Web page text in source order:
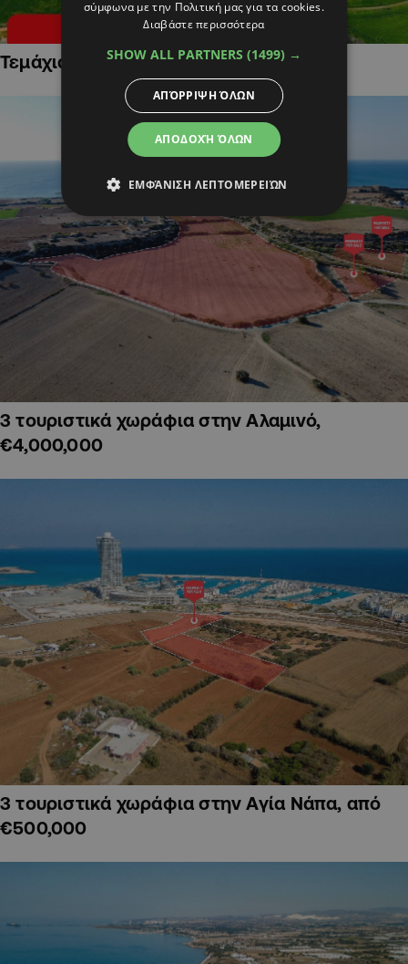
Τεμάχια Γης σε Οικιστικές Περιοχές
3 τουριστικά χωράφια στην Αλαμινό,
€4,000,000
3 τουριστικά χωράφια στην Αγία Νάπα, από
€500,000
σύμφωνα με την Πολιτική μας για τα cookies.
Διαβάστε περισσότερα
SHOW ALL PARTNERS (1499) →
ΑΠΟΔΟΧΉ ΌΛΩΝ
ΑΠΌΡΡΙΨΗ ΌΛΩΝ
ΕΜΦΆΝΙΣΗ ΛΕΠΤΟΜΕΡΕΙΏΝ